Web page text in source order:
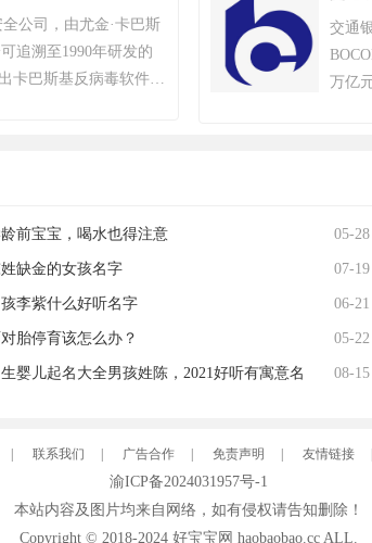
，《绝地求生》官方宣
运动，为玩家提供一个
被冻结。该游戏于2018
。 2025年12月，入选
公司，由尤金·卡巴斯
追溯至1990年研发的
卡巴斯基反病毒软件。
场。公司以“网络免疫”
在中国等重点市场保
世界互联网大会科技
内数
目，
了所
交通
万亿
前宝宝，喝水也得注意 05-28
姓缺金的女孩名字 07-19
李紫什么好听名字 06-21
胎停育该怎么办？ 05-22
婴儿起名大全男孩姓陈，2021好听有寓意名 08-15
联系我们 广告合作 免责声明 友情链接
渝ICP备2024031957号-1
本站内容及图片均来自网络，如有侵权请告知删除！
Copyright © 2018-2024 好宝宝网 haobaobao.cc ALL.